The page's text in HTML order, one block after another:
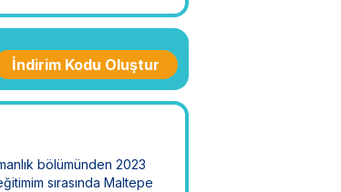
İndirim Kodu Oluştur
bölümünden 2023
sırasında Maltepe